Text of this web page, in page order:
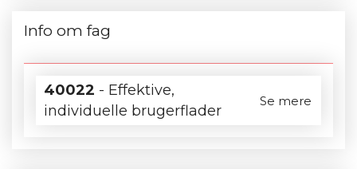
Info om fag
40022 - Effektive,
individuelle brugerflader
Se mere